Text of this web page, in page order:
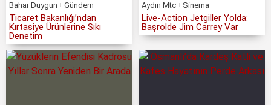
Bahar Duygun Gündem
Ticaret Bakanlığı’ndan
Kırtasiye Ürünlerine Sıkı
Denetim
Aydın Mtc Sinema
Live-Action Jetgiller Yolda:
Başrolde Jim Carrey Var